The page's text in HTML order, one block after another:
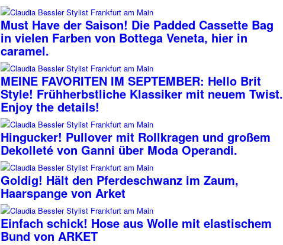
Must Have der Saison! Die Padded Cassette Bag
in vielen Farben von Bottega Veneta, hier in
caramel.
MEINE FAVORITEN IM SEPTEMBER: Hello Brit
Style! Frühherbstliche Klassiker mit neuem Twist.
Enjoy the details!
Hingucker! Pullover mit Rollkragen und großem
Dekolleté von Ganni über Moda Operandi.
Goldig! Hält den Pferdeschwanz im Zaum,
Haarspange von Arket
Einfach schick! Hose aus Wolle mit elastischem
Bund von ARKET